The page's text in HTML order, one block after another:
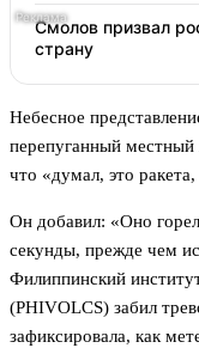
Смолов призвал
страну
Небесное
перепуганный местный
что «думал, это
Он добавил: «Оно
секунды, прежде чем
Филиппинский
(PHIVOLCS) забил
зафиксировала, как